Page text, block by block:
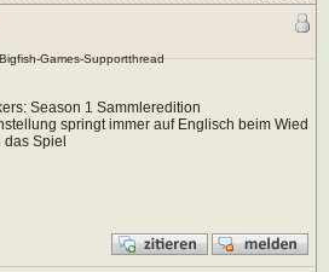
Games-Supportthread
Season 1 Sammleredition
springt immer auf Englisch beim Wied
das Spiel